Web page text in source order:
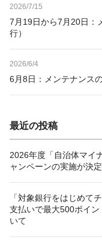
2026/7/15
7月19日から7月20日：
行）
2026/6/4
6月8日：メンテナンス
最近の投稿
2026年度「自治体マイ
ャンペーンの実施が決定
「対象銀行をはじめて
支払いで最大500ポイ
いて